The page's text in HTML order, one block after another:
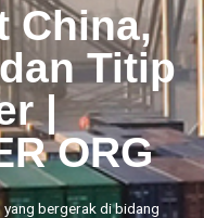
China,
Titip
|
ORG
yang bergerak di bidang